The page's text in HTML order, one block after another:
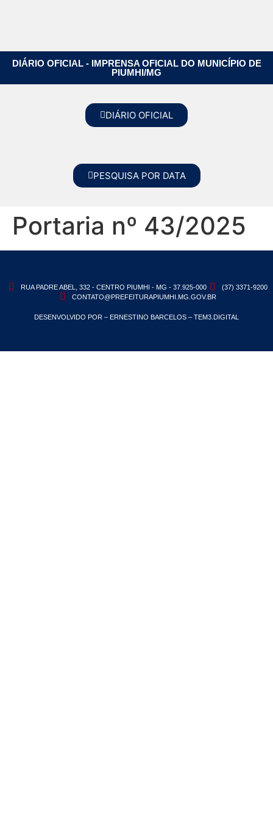
DIÁRIO OFICIAL - IMPRENSA OFICIAL DO MUNICÍPIO DE
PIUMHI/MG
DIÁRIO OFICIAL
PESQUISA POR DATA
Portaria nº 43/2025
RUA PADRE ABEL, 332 - CENTRO PIUMHI - MG - 37.925-000
(37) 3371-9200
CONTATO@PREFEITURAPIUMHI.MG.GOV.BR
DESENVOLVIDO POR – ERNESTINO BARCELOS – TEM3.DIGITAL